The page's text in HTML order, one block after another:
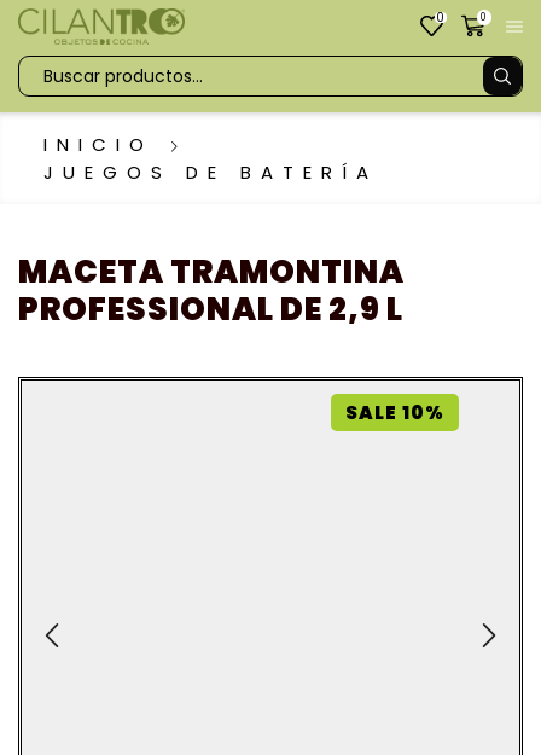
0 0
INICIO
JUEGOS DE BATERÍA
MACETA TRAMONTINA
PROFESSIONAL DE 2,9 L
SALE 10%